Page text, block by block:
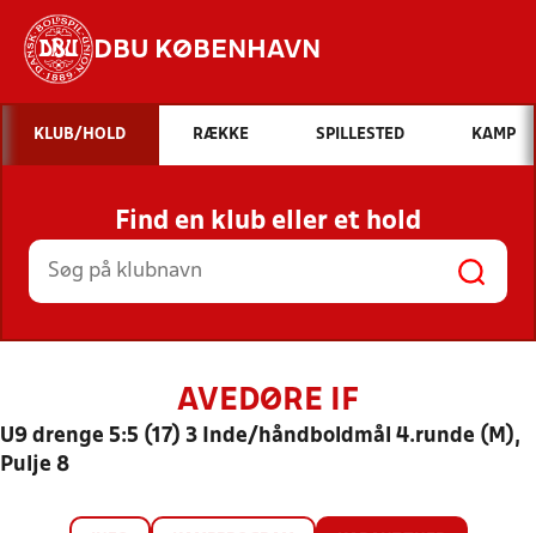
DBU KØBENHAVN
Hvad vil du søge efter?
INDHOLD OG NYHEDER
STILLINGER, RESULTATER, KLUBBER OG
HOLD
KLUB/HOLD RÆKKE SPILLESTED KAMP
Find en klub eller et hold
AVEDØRE IF
U9 drenge 5:5 (17) 3 Inde/håndboldmål 4.runde (M),
Pulje 8